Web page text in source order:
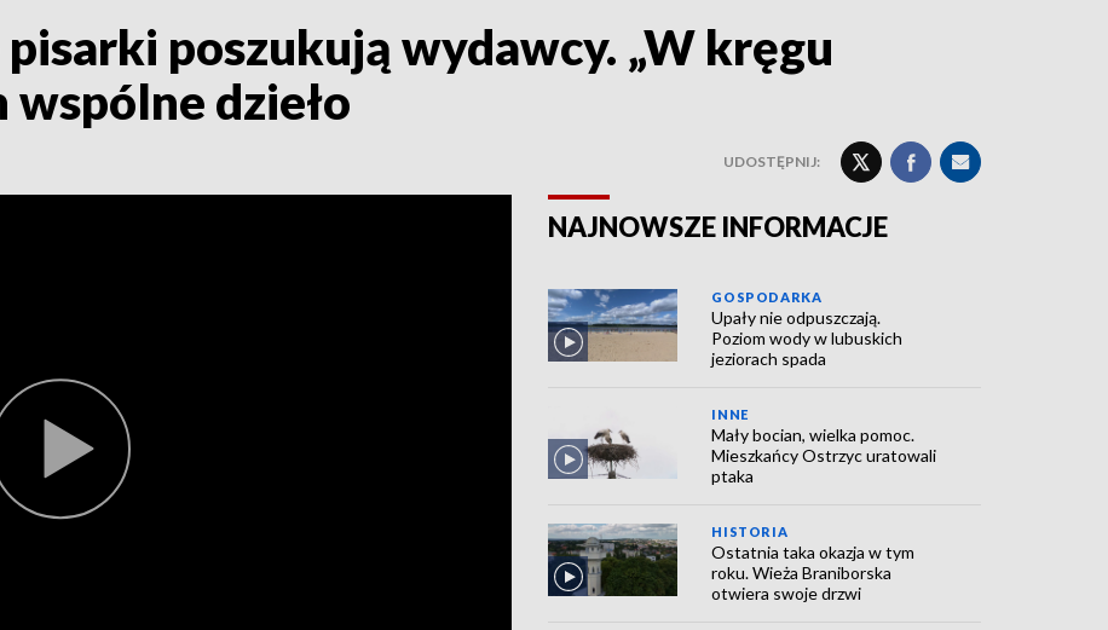
poszukują wydawcy. „W kręgu
wspólne dzieło
UDOSTĘPNIJ:
NAJNOWSZE INFORMACJE
GOSPODARKA
Upały nie odpuszczają.
Poziom wody w lubuskich
jeziorach spada
INNE
Mały bocian, wielka pomoc.
Mieszkańcy Ostrzyc uratowali
ptaka
HISTORIA
Ostatnia taka okazja w tym
roku. Wieża Braniborska
otwiera swoje drzwi